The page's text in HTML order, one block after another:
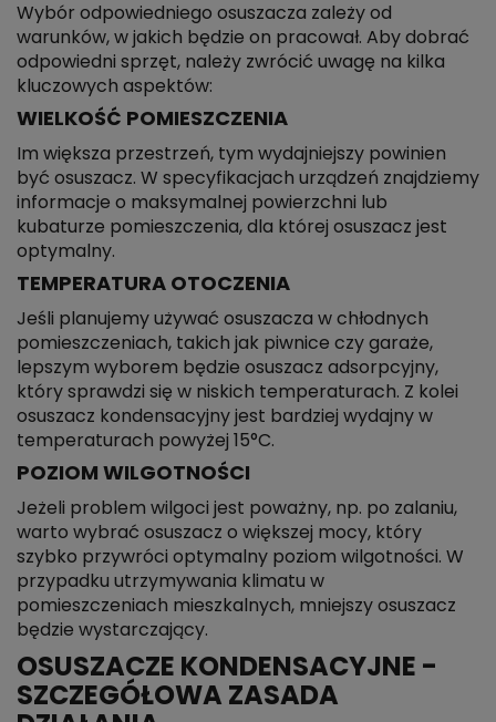
Wybór odpowiedniego osuszacza zależy od
warunków, w jakich będzie on pracował. Aby dobrać
odpowiedni sprzęt, należy zwrócić uwagę na kilka
kluczowych aspektów:
WIELKOŚĆ POMIESZCZENIA
Im większa przestrzeń, tym wydajniejszy powinien
być osuszacz. W specyfikacjach urządzeń znajdziemy
informacje o maksymalnej powierzchni lub
kubaturze pomieszczenia, dla której osuszacz jest
optymalny.
TEMPERATURA OTOCZENIA
Jeśli planujemy używać osuszacza w chłodnych
pomieszczeniach, takich jak piwnice czy garaże,
lepszym wyborem będzie osuszacz adsorpcyjny,
który sprawdzi się w niskich temperaturach. Z kolei
osuszacz kondensacyjny jest bardziej wydajny w
temperaturach powyżej 15°C.
POZIOM WILGOTNOŚCI
Jeżeli problem wilgoci jest poważny, np. po zalaniu,
warto wybrać osuszacz o większej mocy, który
szybko przywróci optymalny poziom wilgotności. W
przypadku utrzymywania klimatu w
pomieszczeniach mieszkalnych, mniejszy osuszacz
będzie wystarczający.
OSUSZACZE KONDENSACYJNE -
SZCZEGÓŁOWA ZASADA